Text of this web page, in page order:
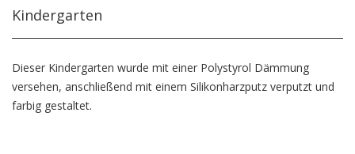
Kindergarten
Dieser Kindergarten wurde mit einer Polystyrol Dämmung
versehen, anschließend mit einem Silikonharzputz verputzt und
farbig gestaltet.